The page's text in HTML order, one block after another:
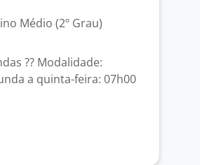
Médio (2º Grau)
?? Modalidade:
a quinta-feira: 07h00